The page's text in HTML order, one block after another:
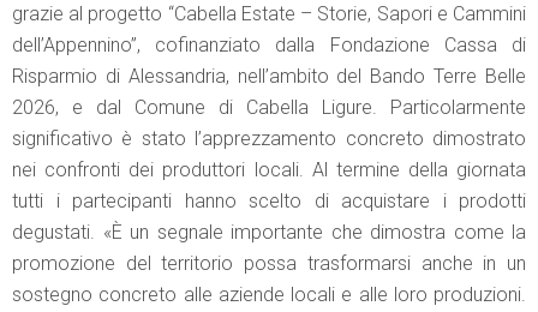
grazie al progetto “Cabella Estate – Storie, Sapori e Cammini
dell’Appennino”, cofinanziato dalla Fondazione Cassa di
Risparmio di Alessandria, nell’ambito del Bando Terre Belle
2026, e dal Comune di Cabella Ligure. Particolarmente
significativo è stato l’apprezzamento concreto dimostrato
nei confronti dei produttori locali. Al termine della giornata
tutti i partecipanti hanno scelto di acquistare i prodotti
degustati. «È un segnale importante che dimostra come la
promozione del territorio possa trasformarsi anche in un
sostegno concreto alle aziende locali e alle loro produzioni.